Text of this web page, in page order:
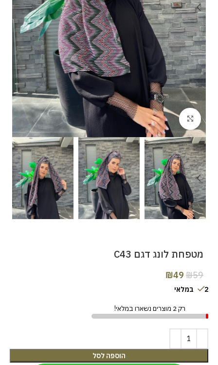
Click to enlarge
מטפחת לונג דגם C43
₪59
₪49
2 במלאי
רק 2 מוצרים נשארו במלאי!
הוספה לסל